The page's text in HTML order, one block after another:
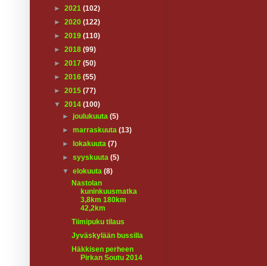
► 2021 (102)
► 2020 (122)
► 2019 (110)
► 2018 (99)
► 2017 (50)
► 2016 (55)
► 2015 (77)
▼ 2014 (100)
►joulukuuta(5)
►marraskuuta(13)
►
lokakuuta(7)
►syyskuuta(5)
▼elokuuta(8)
Nastolan
kuninkuusmatka
3,8km 180km
42,2km
Tiimipuku tilaus
Jyväskylään bussilla
Häkkisen perheen
Pirkan Soutu 2014